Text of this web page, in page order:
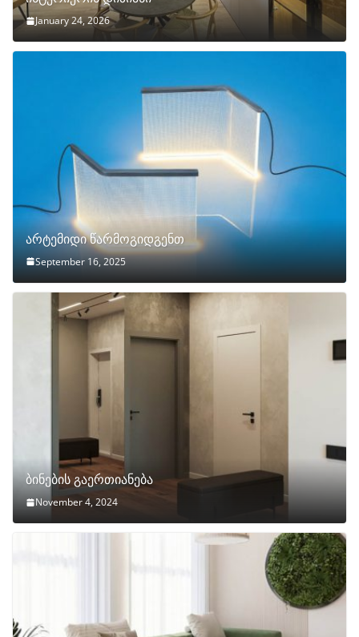
January 24, 2026
არტემიდი წარმოგიდგენთ
September 16, 2025
ბინების გაერთიანება
November 4, 2024